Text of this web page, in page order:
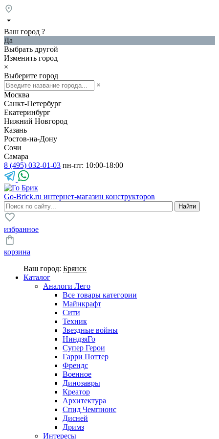
Ваш город ?
Да
Выбрать другой
Изменить город
×
Выберите город
×
Москва
Санкт-Петербург
Екатеринбург
Нижний Новгород
Казань
Ростов-на-Дону
Сочи
Самара
8 (495) 032-01-03 пн-пт: 10:00-18:00
Go-Brick.ru интернет-магазин конструкторов
избранное
корзина
Ваш город: Брянск
Каталог
Аналоги Лего
Все товары категории
Майнкрафт
Сити
Техник
Звездные войны
НиндзяГо
Супер Герои
Гарри Поттер
Френдс
Военное
Динозавры
Креатор
Архитектура
Спид Чемпионс
Дисней
Дримз
Интересы